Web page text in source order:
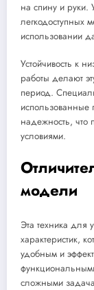
на спину и
легкодоступных
использовании
Устойчивость к
работы делают
период.
использованные
надежность, что
условиями.
модели
Эта техника для
характеристик,
удобным и
сложными